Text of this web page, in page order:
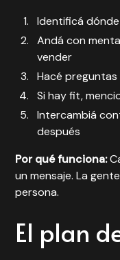
Identificá
Andá con
vender
Hacé
Si hay fit,
Intercambiá
después
Por qué funciona:
un mensaje. La
persona.
El plan